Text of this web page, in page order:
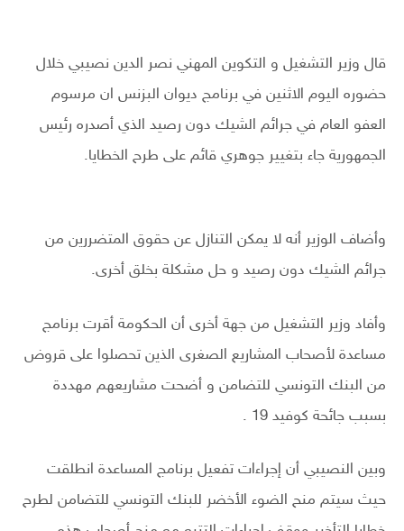
قال وزير التشغيل و التكوين المهني نصر الدين نصيبي خلال
حضوره اليوم الاثنين في برنامج ديوان البزنس ان مرسوم
العفو العام في جرائم الشيك دون رصيد الذي أصدره رئيس
الجمهورية جاء بتغيير جوهري قائم على طرح الخطايا.
وأضاف الوزير أنه لا يمكن التنازل عن حقوق المتضررين من
جرائم الشيك دون رصيد و حل مشكلة بخلق أخرى.
وأفاد وزير التشغيل من جهة أخرى أن الحكومة أقرت برنامج
مساعدة لأصحاب المشاريع الصغرى الذين تحصلوا على قروض
من البنك التونسي للتضامن و أضحت مشاريعهم مهددة
بسبب جائحة كوفيد 19 .
وبين النصيبي أن إجراءات تفعيل برنامج المساعدة انطلقت
حيث سيتم منح الضوء الأخضر للبنك التونسي للتضامن لطرح